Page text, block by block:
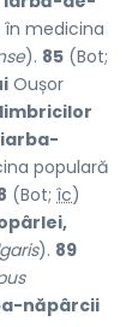
în medicina
). 85 (Bot;
Oușor
iarba-
populară
(Bot; îc)
). 89
năpârcii